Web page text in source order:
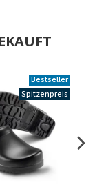
Bestseller
Spitzenpreis